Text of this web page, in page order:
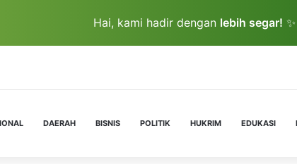
Hai, kami hadir dengan lebih segar! ✨
DAERAH BISNIS POLITIK HUKRIM EDUKASI